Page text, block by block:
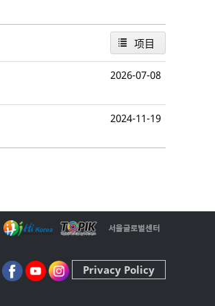
项目
2026-07-08
2024-11-19
Privacy Policy